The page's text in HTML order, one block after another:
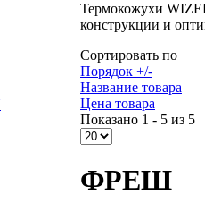
Термокожухи
конструкции и
Сортировать по
Порядок +/-
Название товара
Цена товара
Показано 1 - 5 из 5
ФРЕШ